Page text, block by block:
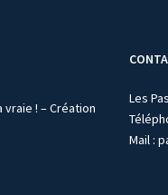
! – Création
Les
Mail :